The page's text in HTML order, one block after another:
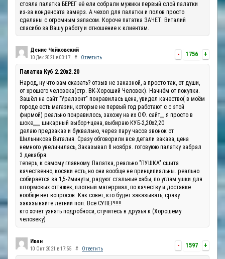
стояла палатка БЕРЕГ её ели собрали мужики первый слой палатки
из-за конденсата замерз. А чехол для палатки и полов просто
сделаны с огромным запасом. Короче пататка ЗАЧЕТ. Виталий
спасибо за Вашу работу и отношение к клиентам.
- 1756 +
Денис Чайковский
10 Дек 2021 в 03:17 # Ответить
Палатка Куб 2.20x2.20
Народ, ну что вам сказать? отзыв не заказной, а просто так, от души,
от хрошего человека(стр. ВК-Хороший Человек). Начнём от покупки.
Зашёл на сайт "Уралзонт" понравилась цена, увидел качество( в моём
городе есть магазин, которые не первый год работают с с этой
фирмой) реально понравилось, захожу на их ОФ. сайт,,,, я просто в
шоке,,,,,,, шикарный выбор+цена, выбираю КУБ-2,20х2,20
делаю предзаказ и буквально, через пару часов звонок от
Шильникова Виталия. Сразу обговорили все детали заказа, цена
немного увеличилась, Заказывал 8 ноября. готовуюю палатку забрал
3 декабря.
теперь, к самому главному. Палатка, реально "ПУШКА" сшита
качественно, косяки есть, но они вообще не принципиальны. реально
собирается за 1,5-2минуты, радуют стальные хабы, по углам ушки для
штормовых оттяжек, плотный матерриал, по качеству и доставке
вообще нет вопросов. Как совет, кто будет заказывать, сразу
заказывайте летний пол. Всё СУПЕР!!!!!
кто хочет узнать подробноси, стучитесь в друзья к (Хорошему
человеку)
- 1597 +
Иван
10 Окт 2021 в 17:55 # Ответить